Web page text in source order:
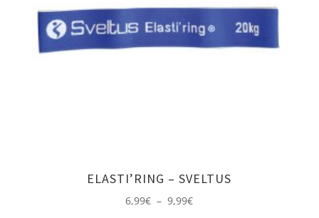
ELASTI’RING – SVELTUS
6,99€ – 9,99€Plage